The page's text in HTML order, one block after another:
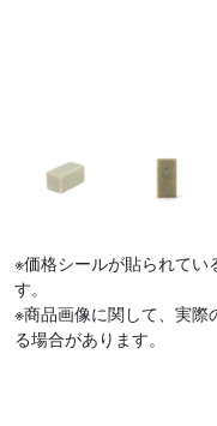
※価格シールが貼られてい
す。
※商品画像に関して、実際
る場合があります。